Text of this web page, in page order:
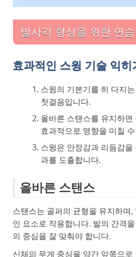
발사각 향상을 위한 연
효과적인 스윙 기술 익히
스윙의 기본기를 히 다지
첫걸음입니다.
올바른 스탠스를 유지하
효과적으로 영향을 미칠
스윙은 안정감과 리듬감을
과를 도출합니다.
올바른 스탠스
스탠스는 골퍼의 균형을 유지하며
인 요소로 작용합니다. 발의 간격
의 중심을 잘 맞춰야 합니다.
신체의 무게 중심을 약간 앞쪽으